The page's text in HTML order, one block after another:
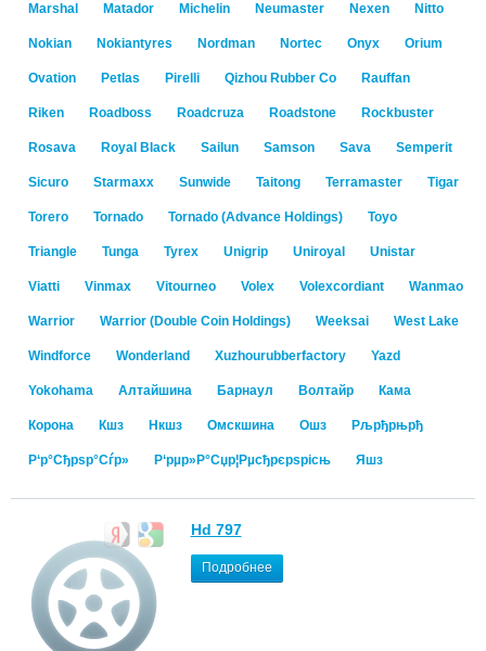
Marshal Matador Michelin Neumaster Nexen Nitto
Nokian Nokiantyres Nordman Nortec Onyx Orium
Ovation Petlas Pirelli Qizhou Rubber Co Rauffan
Riken Roadboss Roadcruza Roadstone Rockbuster
Rosava Royal Black Sailun Samson Sava Semperit
Sicuro Starmaxx Sunwide Taitong Terramaster Tigar
Torero Tornado Tornado (Advance Holdings) Toyo
Triangle Tunga Tyrex Unigrip Uniroyal Unistar
Viatti Vinmax Vitourneo Volex Volexcordiant Wanmao
Warrior Warrior (Double Coin Holdings) Weeksai West Lake
Windforce Wonderland Xuzhourubberfactory Yazd
Yokohama Алтайшина Барнаул Волтайр Кама
Корона Кшз Нкшз Омскшина Ошз Рљрђрњрђ
Р‘р°Сђрѕр°Сѓр» Р‘рµр»Р°Сџр¦Рµсђрєрѕрісњ Яшз
Hd 797
Подробнее